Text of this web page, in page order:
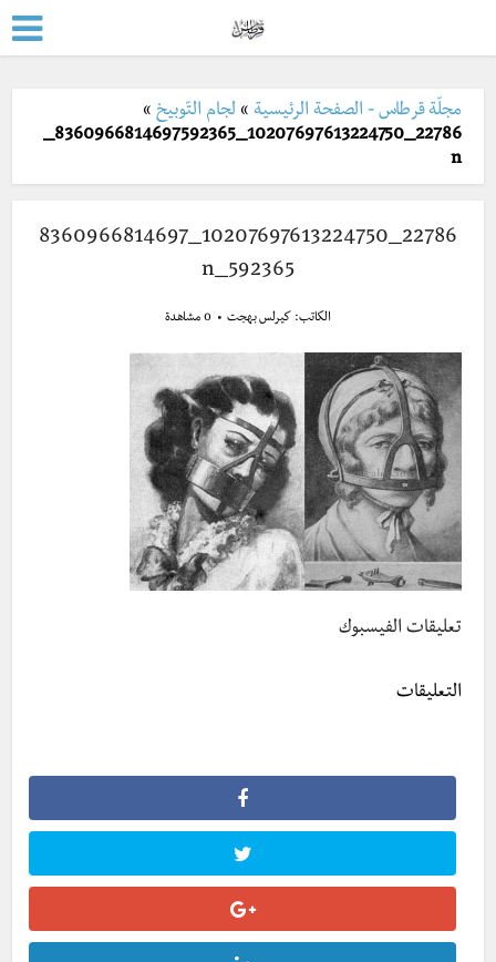
مجلّة قرطاس - الصفحة الرئيسية » لجام التّوبيخ »
22786_10207697613224750_8360966814697592365_
n
22786_10207697613224750_8360966814697
592365_n
الكاتب: كيرلس بهجت 0 مشاهدة
تعليقات الفيسبوك
التعليقات